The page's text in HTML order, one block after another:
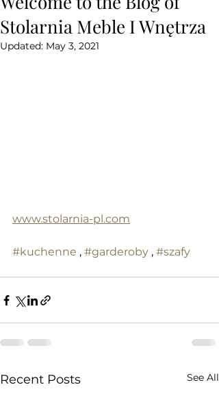
Stolarnia Meble I Wnętrza
Updated: May 3, 2021
www.stolarnia-pl.com
#kuchenne , #garderoby , #szafy
Recent Posts See All